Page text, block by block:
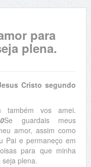
para
plena.
Cristo segundo
também vos amei.
Se guardais meus
amor, assim como
Pai e permaneço em
para que minha
plena.